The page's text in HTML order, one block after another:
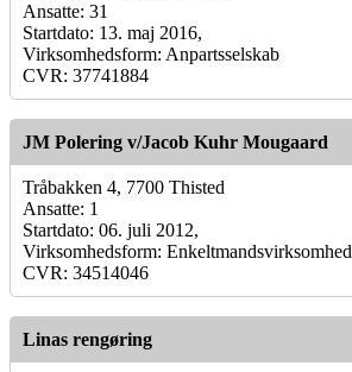
Ansatte: 31
Startdato: 13. maj 2016,
Virksomhedsform: Anpartsselskab
CVR: 37741884
JM Polering v/Jacob Kuhr Mougaard
Tråbakken 4, 7700 Thisted
Ansatte: 1
Startdato: 06. juli 2012,
Virksomhedsform: Enkeltmandsvirksomhed
CVR: 34514046
Linas rengøring